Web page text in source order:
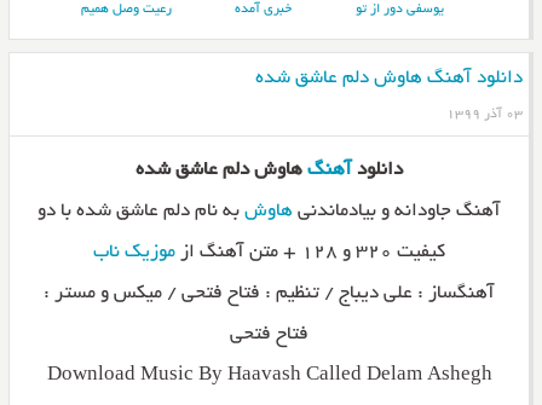
یوسفی دور از تو
خبری آمده
رعیت وصل همیم
دانلود آهنگ هاوش دلم عاشق شده
۰۳ آذر ۱۳۹۹
دانلود آهنگهاوش دلم عاشق شده
آهنگ جاودانه و بیادماندنی هاوشبه نام دلم عاشق شده با دو
کیفیت ۳۲۰ و ۱۲۸ + متن آهنگ از
موزیک ناب
آهنگساز : علی دیباج / تنظیم : فتاح فتحی / میکس و مستر :
فتاح فتحی
Download Music By Haavash Called Delam Ashegh